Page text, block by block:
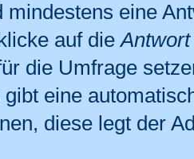
mindestens eine
auf die
die Umfrage
eine
diese legt der